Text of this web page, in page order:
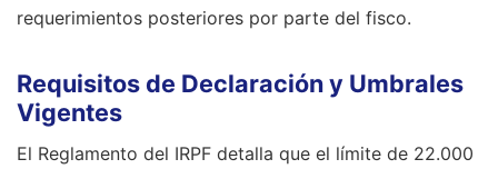
requerimientos posteriores por parte del fisco.
Requisitos de Declaración y Umbrales
Vigentes
El Reglamento del IRPF detalla que el límite de 22.000